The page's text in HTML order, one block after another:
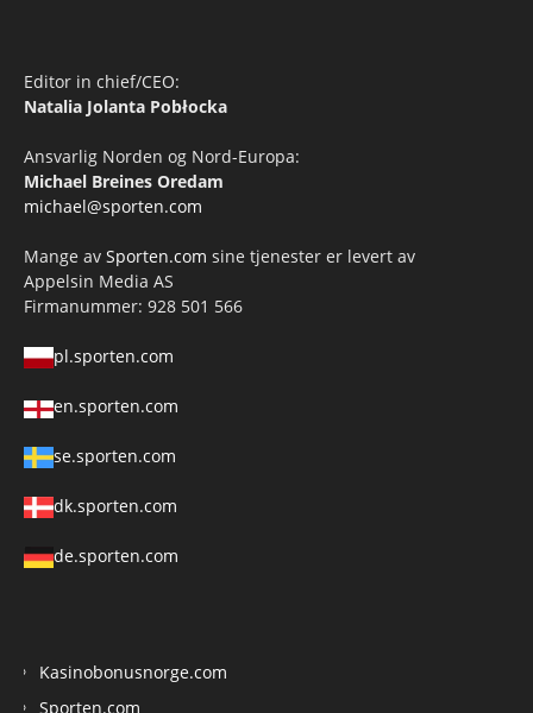
Editor in chief/CEO:
Natalia Jolanta Pobłocka
Ansvarlig Norden og Nord-Europa:
Michael Breines Oredam
michael@sporten.com
Mange av Sporten.com sine tjenester er levert av
Appelsin Media AS
Firmanummer: 928 501 566
pl.sporten.com
en.sporten.com
se.sporten.com
dk.sporten.com
de.sporten.com
Kasinobonusnorge.com
Sporten.com